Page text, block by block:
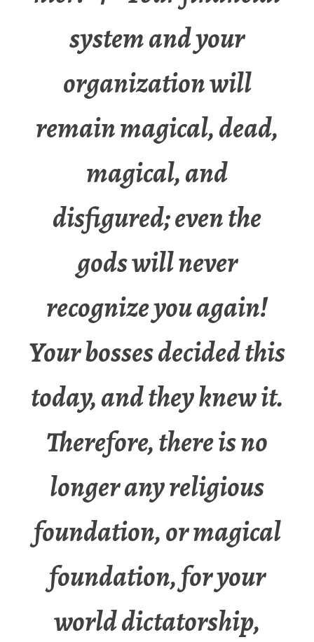
system and your
organization will
remain magical, dead,
magical, and
disfigured; even the
gods will never
recognize you again!
Your bosses decided this
today, and they knew it.
Therefore, there is no
longer any religious
foundation, or magical
foundation, for your
world dictatorship,